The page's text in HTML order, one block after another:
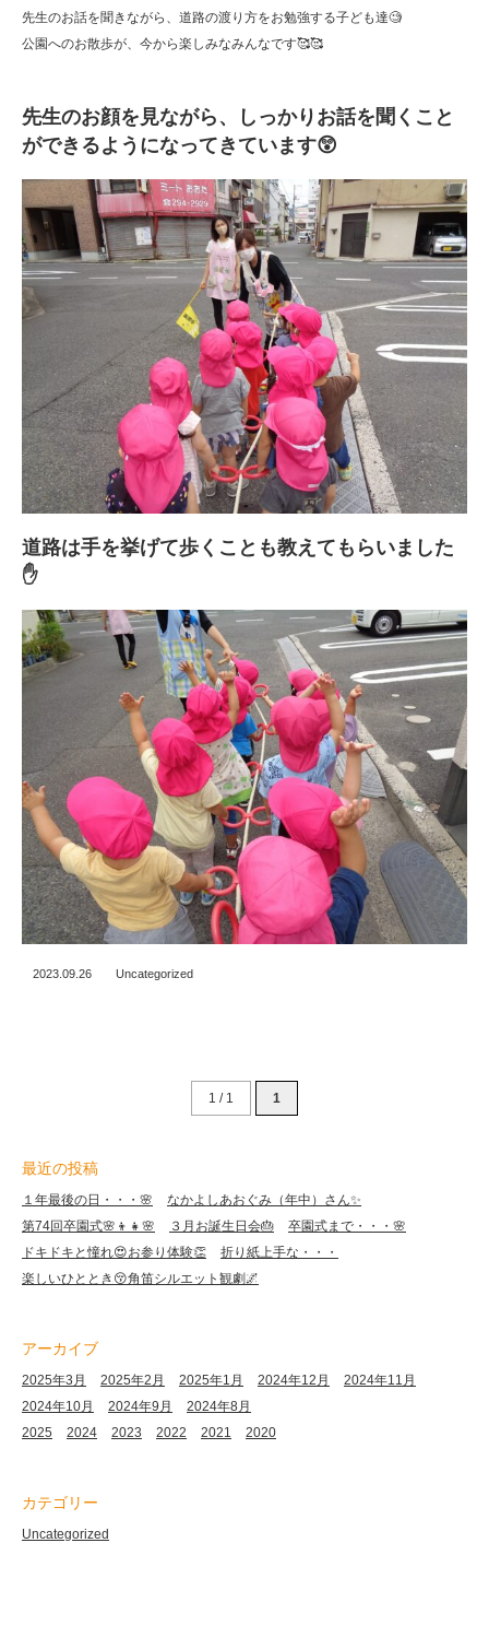
先生のお話を聞きながら、道路の渡り方をお勉強する子ども達🧐
公園へのお散歩が、今から楽しみなみんなです🥰🥰
先生のお顔を見ながら、しっかりお話を聞くこと
ができるようになってきています😲
道路は手を挙げて歩くことも教えてもらいました
✋
2023.09.26 Uncategorized
1 / 1 1
最近の投稿
１年最後の日・・・🌸
なかよしあおぐみ（年中）さん✨
第74回卒園式🌸👦👧🌸
３月お誕生日会🎂
卒園式まで・・・🌸
ドキドキと憧れ😍お参り体験👏
折り紙上手な・・・
楽しいひととき😚角笛シルエット観劇🌌
アーカイブ
2025年3月 2025年2月 2025年1月 2024年12月
2024年11月
2024年10月
2024年9月
2024年8月
2025
2024 2023 2022 2021 2020
カテゴリー
Uncategorized